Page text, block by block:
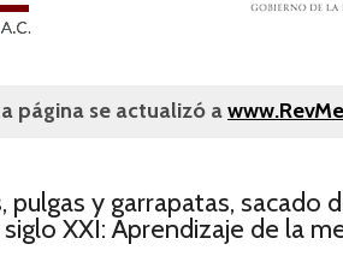
página se actualizó a
y garrapatas, sacado
XXI: Aprendizaje de la